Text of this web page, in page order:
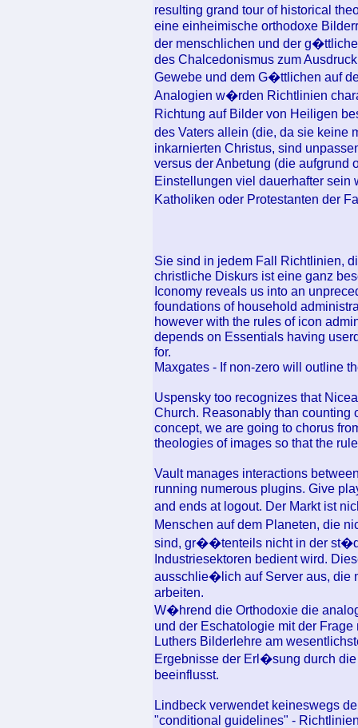
resulting grand tour of historical
eine einheimische orthodoxe
der menschlichen und der
des Chalcedonismus zum
Gewebe und dem G�ttlichen auf
Analogien w�rden Richtlinien
Richtung auf Bilder von Heiligen
des Vaters allein (die, da sie
inkarnierten Christus, sind
versus der Anbetung (die aufgrund
Einstellungen viel dauerhafter
Katholiken oder Protestanten der
Sie sind in jedem Fall Richtlinien,
christliche Diskurs ist eine ganz
Iconomy reveals us into an
foundations of household
however with the rules of icon
depends on Essentials having
for.
Maxgates - If non-zero will outline
Uspensky too recognizes that
Church. Reasonably than counting
concept, we are going to chorus
theologies of images so that the
Vault manages interactions
running numerous plugins. Give
and ends at logout. Der Markt ist
Menschen auf dem Planeten, die
sind, gr��tenteils nicht in der
Industriesektoren bedient wird.
ausschlie�lich auf Server aus, die
arbeiten.
W�hrend die Orthodoxie die
und der Eschatologie mit der
Luthers Bilderlehre am
Ergebnisse der Erl�sung durch
beeinflusst.
Lindbeck verwendet keineswegs
"conditional guidelines" -